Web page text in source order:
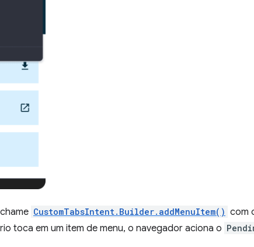
CustomTabsIntent.Builder.addMenuItem() com
toca em um item de menu, o navegador aciona o